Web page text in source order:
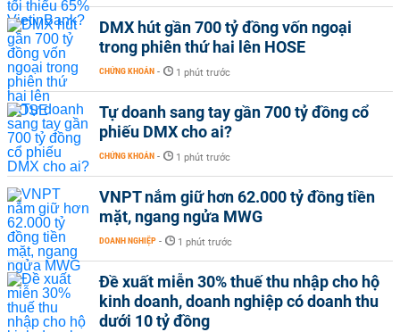
DMX hút gần 700 tỷ đồng vốn ngoại
trong phiên thứ hai lên HOSE
CHỨNG KHOÁN - 1 phút trước
Tự doanh sang tay gần 700 tỷ đồng cổ
phiếu DMX cho ai?
CHỨNG KHOÁN - 1 phút trước
VNPT nắm giữ hơn 62.000 tỷ đồng tiền
mặt, ngang ngửa MWG
DOANH NGHIỆP - 1 phút trước
Đề xuất miễn 30% thuế thu nhập cho hộ
kinh doanh, doanh nghiệp có doanh thu
dưới 10 tỷ đồng